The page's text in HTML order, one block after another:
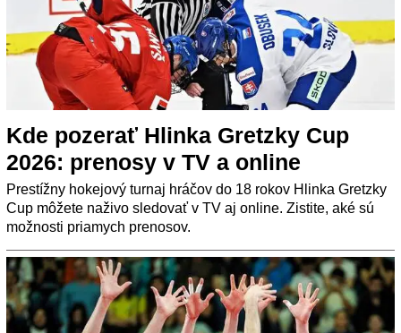
Kde pozerať Hlinka Gretzky Cup
2026: prenosy v TV a online
Prestížny hokejový turnaj hráčov do 18 rokov Hlinka Gretzky
Cup môžete naživo sledovať v TV aj online. Zistite, aké sú
možnosti priamych prenosov.